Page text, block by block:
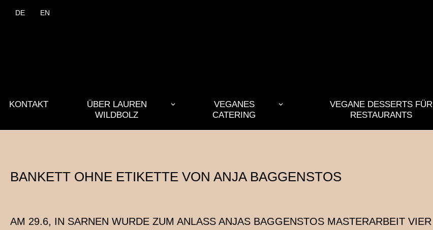
DE EN
KONTAKT
ÜBER LAUREN
WILDBOLZ
VEGANES
CATERING
VEGANE DESSERTS FÜR
RESTAURANTS
BANKETT OHNE ETIKETTE VON ANJA BAGGENSTOS
AM 29.6, IN SARNEN WURDE ZUM ANLASS ANJAS BAGGENSTOS MASTERARBEIT VIER